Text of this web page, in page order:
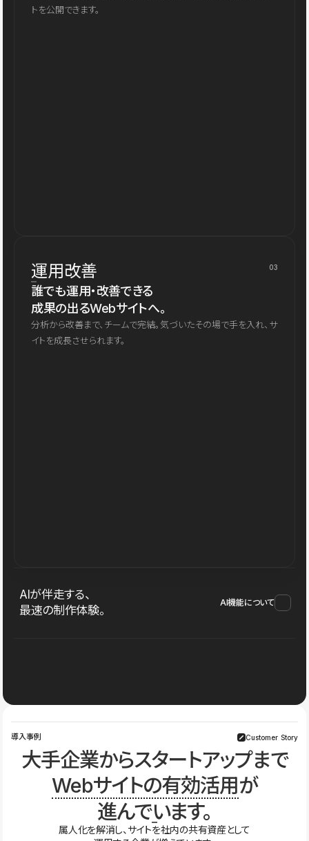
トを公開できます。
運用改善 03
誰でも運用・改善できる
成果の出るWebサイトへ。
分析から改善まで、チームで完結。気づいたその場で手を入れ、サ
イトを成長させられます。
AIが伴走する、
最速の制作体験。
AI機能について
導入事例 Customer Story
大手企業からスタートアップまで
Webサイトの有効活用が
進んでいます。
属人化を解消し、サイトを社内の共有資産として